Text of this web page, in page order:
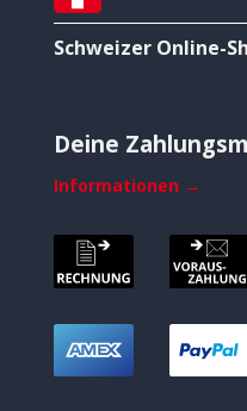
Schweizer Online-
Deine
Informationen →